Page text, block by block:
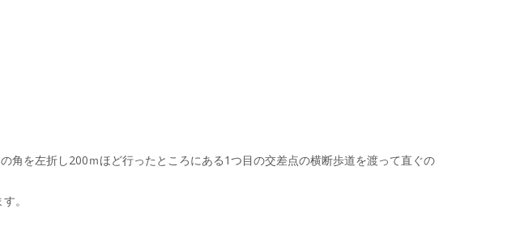
角を左折し200ｍほど行ったところにある1つ目の交差点の横断歩道を渡って直ぐの
。